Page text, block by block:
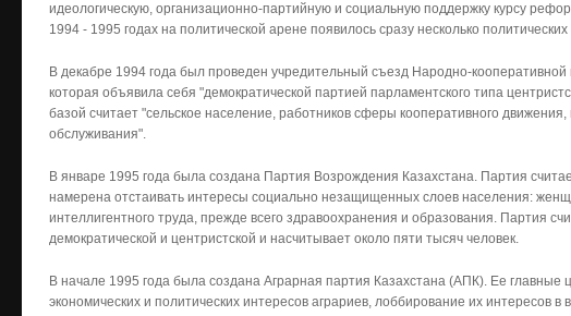
идеологическую, организационно-партийную и социальную поддержку курсу
1994 - 1995 годах на политической арене появилось сразу несколько
В декабре 1994 года был проведен учредительный съезд Народно-
которая объявила себя "демократической партией парламентского типа
базой считает "сельское население, работников сферы кооперативного
обслуживания".
В январе 1995 года была создана Партия Возрождения Казахстана. Партия
намерена отстаивать интересы социально незащищенных слоев населения:
интеллигентного труда, прежде всего здравоохранения и образования. Партия
демократической и центристской и насчитывает около пяти тысяч человек.
В начале 1995 года была создана Аграрная партия Казахстана (АПК). Ее главные
экономических и политических интересов аграриев, лоббирование их интересов в